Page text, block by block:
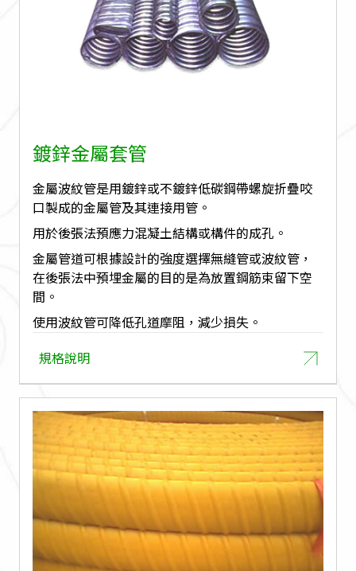
鍍鋅金屬套管
金屬波紋管是用鍍鋅或不鍍鋅低碳鋼帶螺旋折疊咬
口製成的金屬管及其連接用管。
用於後張法預應力混凝土結構或構件的成孔。
金屬管道可根據設計的強度選擇無縫管或波紋管，
在後張法中預埋金屬的目的是為放置鋼筋束留下空
間。
使用波紋管可降低孔道摩阻，減少損失。
規格說明